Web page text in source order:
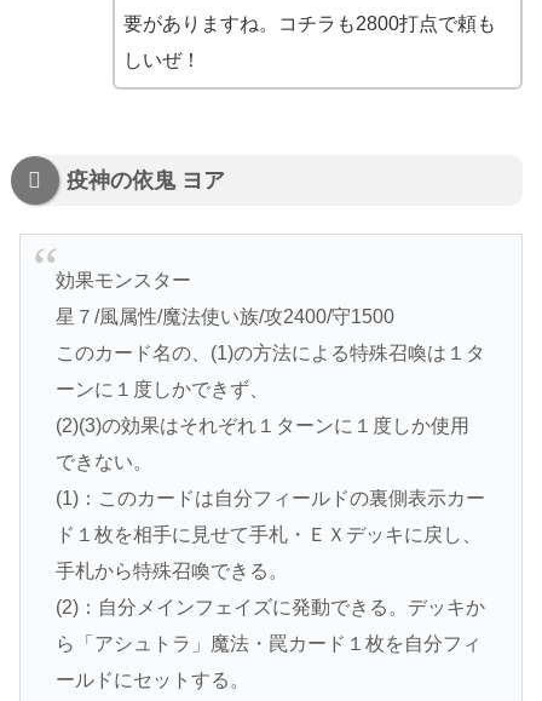
要がありますね。コチラも2800打点で頼も
しいぜ！
疫神の依鬼 ヨア
効果モンスター
星７/風属性/魔法使い族/攻2400/守1500
このカード名の、(1)の方法による特殊召喚は１タ
ーンに１度しかできず、
(2)(3)の効果はそれぞれ１ターンに１度しか使用
できない。
(1)：このカードは自分フィールドの裏側表示カー
ド１枚を相手に見せて手札・ＥＸデッキに戻し、
手札から特殊召喚できる。
(2)：自分メインフェイズに発動できる。デッキか
ら「アシュトラ」魔法・罠カード１枚を自分フィ
ールドにセットする。